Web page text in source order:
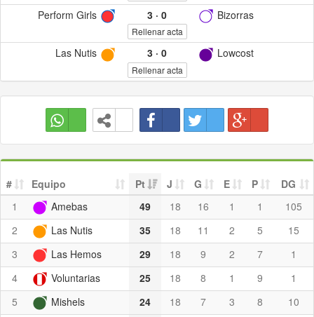
Perform Girls 3· 0 Bizorras
Rellenar acta
Las Nutis 3· 0 Lowcost
Rellenar acta
# Equipo Pt J G E P
DG
1
Amebas 49 18 16 1 1
105
2
Las Nutis 35 18 11 2 5
15
3
Las Hemos 29 18 9 2 7
1
4
Voluntarias 25 18 8 1 9
1
5
Mishels 24 18 7 3 8
10